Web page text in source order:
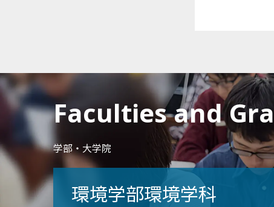
Faculties and
学部・大学院
環境学部環境学科